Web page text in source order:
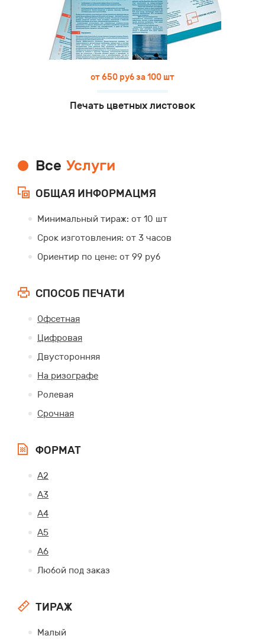
от 650 руб за 100 шт
Печать цветных листовок
Все Услуги
ОБЩАЯ ИНФОРМАЦМЯ
Минимальный тираж: от 10 шт
Срок изготовления: от 3 часов
Ориентир по цене: от 99 руб
СПОСОБ ПЕЧАТИ
Офсетная
Цифровая
Двусторонняя
На ризографе
Ролевая
Срочная
ФОРМАТ
А2
А3
А4
А5
А6
Любой под заказ
ТИРАЖ
Малый